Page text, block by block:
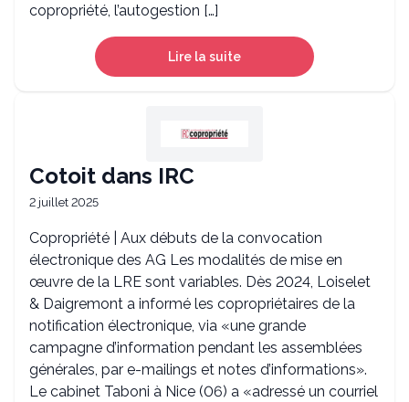
copropriété, l’autogestion […]
Lire la suite
Cotoit dans IRC
2 juillet 2025
Copropriété | Aux débuts de la convocation
électronique des AG Les modalités de mise en
œuvre de la LRE sont variables. Dès 2024, Loiselet
& Daigremont a informé les copropriétaires de la
notification électronique, via «une grande
campagne d’information pendant les assemblées
générales, par e-mailings et notes d’informations».
Le cabinet Taboni à Nice (06) a «adressé un courriel